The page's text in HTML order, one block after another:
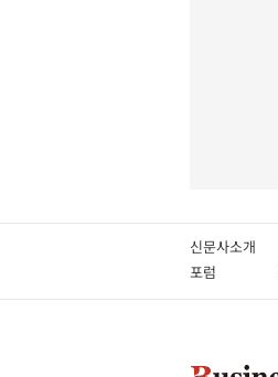
신문사소개
포럼